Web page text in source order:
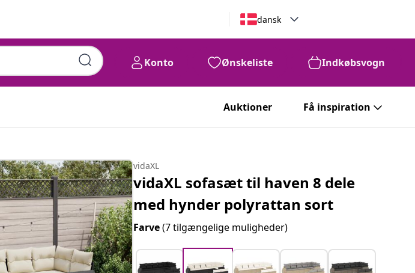
dansk
Konto Ønskeliste Indkøbsvogn
Auktioner Få inspiration
vidaXL
vidaXL sofasæt til haven 8 dele
med hynder polyrattan sort
Farve(7 tilgængelige muligheder)